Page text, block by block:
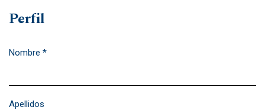
Perfil
Nombre *
Apellidos